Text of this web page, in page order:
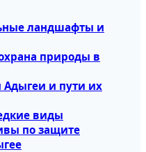
ландшафты и
природы в
Адыгеи и пути их
виды
по защите